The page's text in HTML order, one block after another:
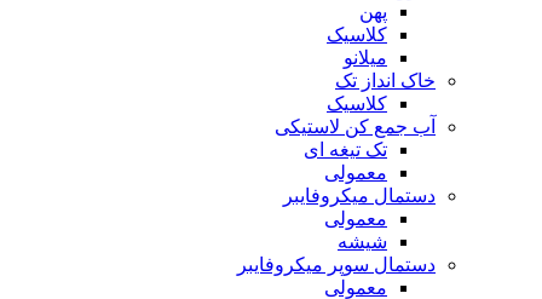
پهن
کلاسیک
میلانو
خاک انداز تک
کلاسیک
آب جمع کن لاستیکی
تک تیغه ای
معمولی
دستمال میکروفایبر
معمولی
شیشه
دستمال سوپر میکروفایبر
معمولی